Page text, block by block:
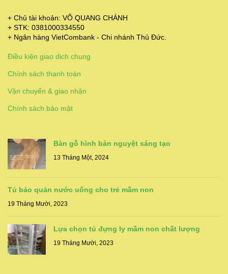
+ Chủ tài khoản: VÕ QUANG CHÁNH
+ STK: 0381000334550
+ Ngân hàng VietCombank - Chi nhánh Thủ Đức.
Điều kiện giao dịch chung
Chính sách thanh toán
Vận chuyển & giao nhận
Chính sách bảo mật
Bàn gỗ hình bán nguyệt sáng tạo
13 Tháng Một, 2024
Tủ bảo quản nước uống cho trẻ mầm non
19 Tháng Mười, 2023
Lựa chọn tủ đựng ly mầm non chất lượng
19 Tháng Mười, 2023